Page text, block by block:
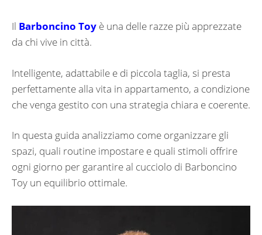
Il Barboncino Toy è una delle razze più apprezzate
da chi vive in città.
Intelligente, adattabile e di piccola taglia, si presta
perfettamente alla vita in appartamento, a condizione
che venga gestito con una strategia chiara e coerente.
In questa guida analizziamo come organizzare gli
spazi, quali routine impostare e quali stimoli offrire
ogni giorno per garantire al cucciolo di Barboncino
Toy un equilibrio ottimale.